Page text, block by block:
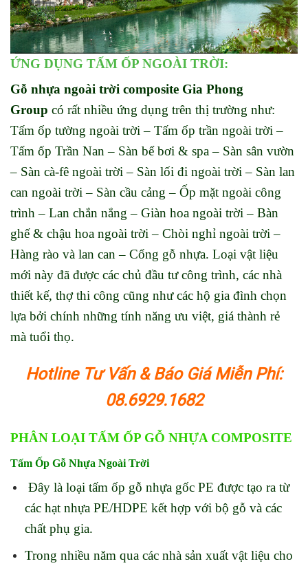
ỨNG DỤNG TẤM ỐP NGOÀI TRỜI:
Gỗ nhựa ngoài trời composite Gia Phong
Group có rất nhiều ứng dụng trên thị trường như:
Tấm ốp tường ngoài trời – Tấm ốp trần ngoài trời –
Tấm ốp Trần Nan – Sàn bể bơi & spa – Sàn sân vườn
– Sàn cà-fê ngoài trời – Sàn lối đi ngoài trời – Sàn lan
can ngoài trời – Sàn cầu cảng – Ốp mặt ngoài công
trình – Lan chắn nắng – Giàn hoa ngoài trời – Bàn
ghế & chậu hoa ngoài trời – Chòi nghỉ ngoài trời –
Hàng rào và lan can – Cổng gỗ nhựa. Loại vật liệu
mới này đã được các chủ đầu tư công trình, các nhà
thiết kế, thợ thi công cũng như các hộ gia đình chọn
lựa bởi chính những tính năng ưu việt, giá thành rẻ
mà tuổi thọ.
Hotline Tư Vấn & Báo Giá Miễn Phí:
08.6929.1682
PHÂN LOẠI TẤM ỐP GỖ NHỰA COMPOSITE
Tấm Ốp Gỗ Nhựa Ngoài Trời
Đây là loại tấm ốp gỗ nhựa gốc PE được tạo ra từ
các hạt nhựa PE/HDPE kết hợp với bộ gỗ và các
chất phụ gia.
Trong nhiều năm qua các nhà sản xuất vật liệu cho